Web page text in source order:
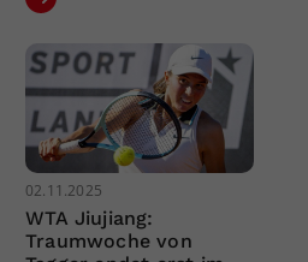
02.11.2025
WTA Jiujiang:
Traumwoche von